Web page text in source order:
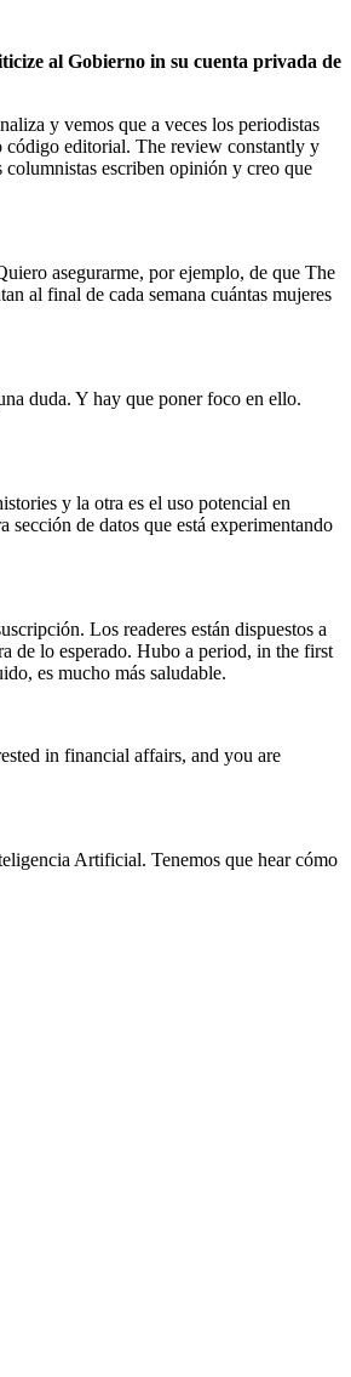
al Gobierno in su cuenta privada de
y vemos que a veces los periodistas
código editorial. The review constantly y
escriben opinión y creo que
asegurarme, por ejemplo, de que The
al final de cada semana cuántas mujeres
duda. Y hay que poner foco en ello.
y la otra es el uso potencial en
de datos que está experimentando
Los readeres están dispuestos a
de lo esperado. Hubo a period, in the first
es mucho más saludable.
in financial affairs, and you are
Artificial. Tenemos que hear cómo